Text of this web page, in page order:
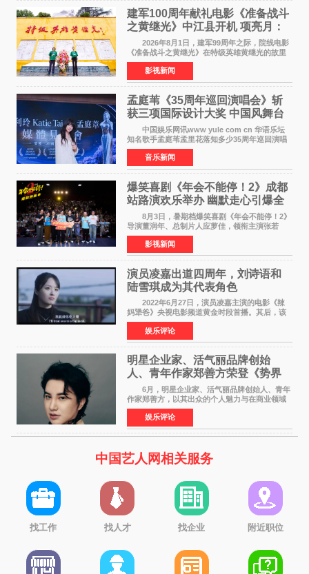
建军100周年献礼电影《准备战斗
之黄继光》中江县开机 项亮月：
以光影为笔，书写英雄赞歌
2026年8月1日，建军99周年之际，院线电影
《准备战斗之黄继光》在特级英雄黄继光的故里
——四川省德阳市中江县黄继光出生地正式开
机。本片出品人、总制片人项亮月主持开机仪
式，&zwnj;特级英雄
影视新闻
孟庭苇《35周年巡回演唱会》斩
获三项国际设计大奖 中国风舞台
美学获全球认可
中国娱乐网讯www yule com cn 华语乐坛
知名歌手孟庭苇孟里花落知多少35周年巡回演唱
会再传喜讯。该演唱会先后荣获美国MUSE
Creative Awards白金奖（Platinum Winner）、
英国London Design
音乐新闻
爆笑喜剧《年会不能停！2》成都
站路演欢乐举办 幽默走心引爆全
场共鸣
8月3日，暑期档爆笑喜剧《年会不能停！2》
导演董润年、总制片人应萝佳，领衔主演张若
昀、白客，惊喜出演庄达菲，特别主演孙艺洲，
特别出演田雨，友情出演欧阳奋强出席成都路
演，与观众近距离互
影视新闻
演员凌嘉出道四周年，刘诗语和
陆雪琪成为其代表角色
2022年6月27日，演员凌嘉主演的电影《辣
妈犟爸》央视电影频道黄金时段首播。其后，该
电影在央视电影频道多次复播（2022年8月10
日，2022年9月30日，2023年7月17日，2025年7
月14日）。除了多次复
娱乐评论
明星企业家、活气丽品牌创始
人、青年作家郑善方荣登《势界
POWERCIRCLES》6月刊
6月，明星企业家、活气丽品牌创始人、青年
作家郑善方，以其出众的个人魅力与在商业领域
的卓越建树，成功登上《势界
POWERCIRCLES》，展现了他在时尚与商业领
域的双重影响力。 明星企业家、青
娱乐评论
中国艺人网相关服务
找工作 找人才 找企业 附近职位